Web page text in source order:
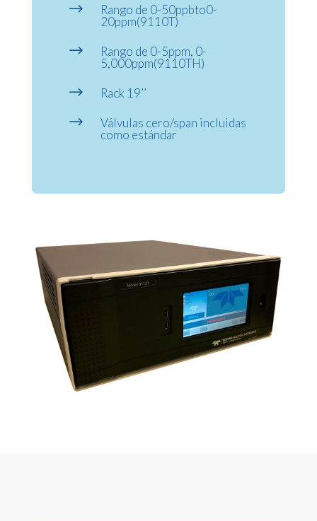
$
Rango de 0-50ppbto0-
20ppm(9110T)
$
Rango de 0-5ppm, 0-
5,000ppm(9110TH)
$ Rack 19’’
$
Válvulas cero/span incluidas
como estándar